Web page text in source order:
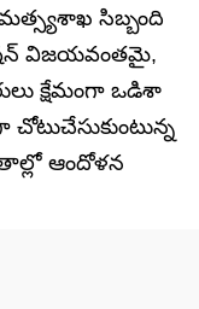
మత్స్యశాఖ సిబ్బంది
విజయవంతమై,
క్షేమంగా ఒడిశా
ఆందోళన